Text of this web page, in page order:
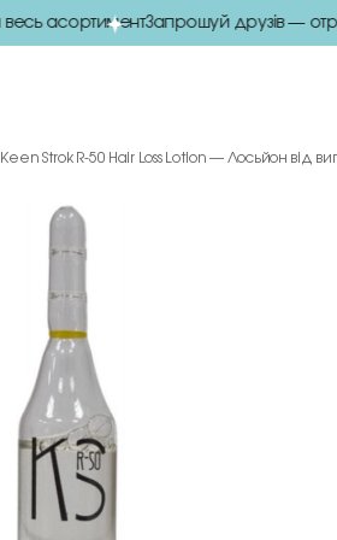
асортиментЗапрошуй друзів —
Keen Strok R-50 Hair Loss Lotion — Лосьйон від